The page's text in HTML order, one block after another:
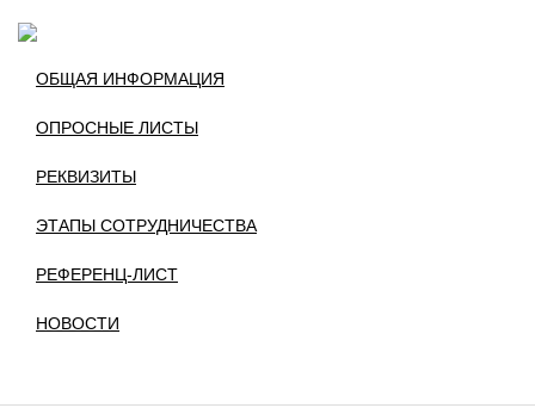
ОБЩАЯ ИНФОРМАЦИЯ
ОПРОСНЫЕ ЛИСТЫ
РЕКВИЗИТЫ
ЭТАПЫ СОТРУДНИЧЕСТВА
РЕФЕРЕНЦ-ЛИСТ
НОВОСТИ